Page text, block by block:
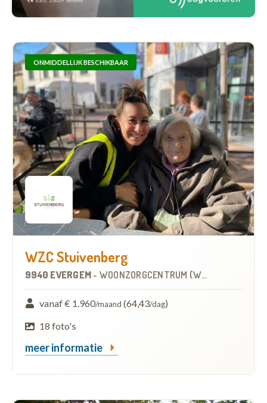
ONMIDDELLIJK BESCHIKBAAR
WZC Stuivenberg
9940 EVERGEM - WOONZORGCENTRUM (WZC)
vanaf € 1.960/maand (64,43/dag)
18 foto's
meer informatie